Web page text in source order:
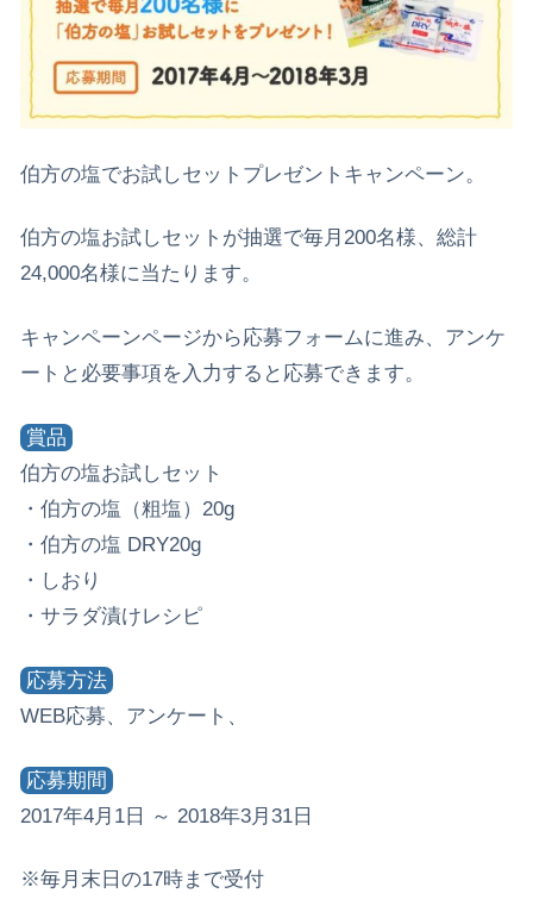
伯方の塩でお試しセットプレゼントキャンペーン。
伯方の塩お試しセットが抽選で毎月200名様、総計
24,000名様に当たります。
キャンペーンページから応募フォームに進み、アンケ
ートと必要事項を入力すると応募できます。
賞品
伯方の塩お試しセット
・伯方の塩（粗塩）20g
・伯方の塩 DRY20g
・しおり
・サラダ漬けレシピ
応募方法
WEB応募、アンケート、
応募期間
2017年4月1日 ～ 2018年3月31日
※毎月末日の17時まで受付